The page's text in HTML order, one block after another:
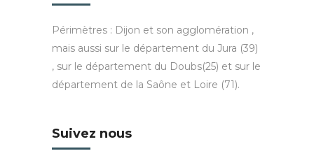
Périmètres : Dijon et son agglomération ,
mais aussi sur le département du Jura (39)
, sur le département du Doubs(25) et sur le
département de la Saône et Loire (71).
Suivez nous